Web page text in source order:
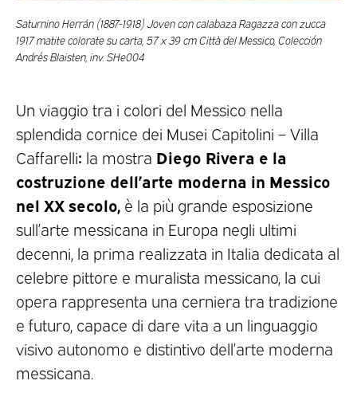
Saturnino Herrán (1887-1918) Joven con calabaza Ragazza con zucca
1917 matite colorate su carta, 57 x 39 cm Città del Messico, Colección
Andrés Blaisten, inv. SHe004
Un viaggio tra i colori del Messico nella
splendida cornice dei Musei Capitolini – Villa
Caffarelli: la mostra Diego Rivera e la
costruzione dell’arte moderna in Messico
nel XX secolo, è la più grande esposizione
sull’arte messicana in Europa negli ultimi
decenni, la prima realizzata in Italia dedicata al
celebre pittore e muralista messicano, la cui
opera rappresenta una cerniera tra tradizione
e futuro, capace di dare vita a un linguaggio
visivo autonomo e distintivo dell’arte moderna
messicana.